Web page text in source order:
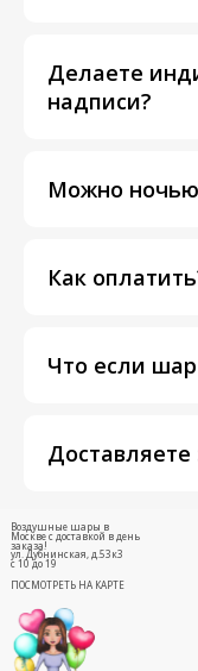
Делаете
надписи?
Можно
Как
Что если
ул. Дубнинская, д.53к3
с 10 до 19
ПОСМОТРЕТЬ НА КАРТЕ
Воздушные шары в
Москве с доставкой в день
заказа!